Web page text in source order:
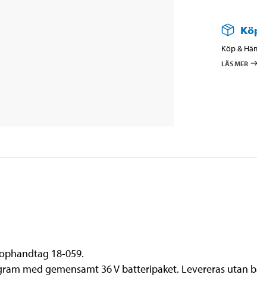
Köp &
LÄS MER
18-059.
med gemensamt 36 V batteripaket. Levereras utan